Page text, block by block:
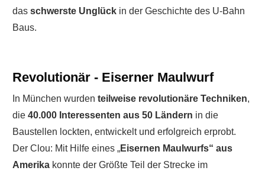
das schwerste Unglück in der Geschichte des U-Bahn
Baus.
Revolutionär - Eiserner Maulwurf
In München wurden teilweise revolutionäre Techniken,
die 40.000 Interessenten aus 50 Ländern in die
Baustellen lockten, entwickelt und erfolgreich erprobt.
Der Clou: Mit Hilfe eines „Eisernen Maulwurfs“ aus
Amerika konnte der Größte Teil der Strecke im